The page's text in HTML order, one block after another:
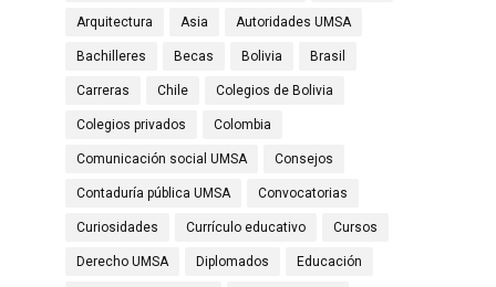
Arquitectura Asia Autoridades UMSA
Bachilleres Becas Bolivia Brasil
Carreras Chile Colegios de Bolivia
Colegios privados Colombia
Comunicación social UMSA Consejos
Contaduría pública UMSA Convocatorias
Curiosidades Currículo educativo Cursos
Derecho UMSA Diplomados Educación